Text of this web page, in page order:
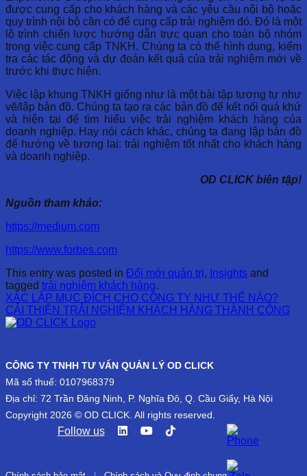
được cung cấp cho khách hàng và các yêu cầu nội bộ hoặc
quy trình nội bộ cần có để cung cấp trải nghiệm đó. Đó là một
lộ trình chiến lược hướng dẫn trực quan cho toàn bộ nhóm
trong việc cung cấp TNKH. Chúng ta có thể hình dung, kiểm
tra các tác động và dự đoán kết quả của trải nghiệm mới về
trước khi thực hiện.
Việc lập khung TNKH giống như là một bài tập tương tự như
vẽ/lập bản đồ. Chúng ta tạo ra các bản đồ để kết nối quá khứ
và hiện tại để tìm hiểu việc trải nghiệm khách hàng của
doanh nghiệp. Hay nói cách khác, chúng ta đang lập bản đồ
để hướng về tương lai: trải nghiệm tốt nhất cho khách hàng
và doanh nghiệp.
OD CLICK biên tập!
Nguồn tham khảo:
https://medium.com
https://www.forbes.com
This entry was posted in Đổi mới quản trị, Insights and
tagged trải nghiệm khách hàng.
XÁC LẬP MỤC ĐÍCH CHO CÔNG TY NHƯ THẾ NÀO?
CẢI THIỆN TRẢI NGHIỆM KHÁCH HÀNG THÀNH CÔNG
CÔNG TY TNHH TƯ VẤN QUẢN LÝ OD CLICK
Mã số thuế: 0107968379
Địa chỉ: 72 Trần Đăng Ninh, P. Nghĩa Đô, Q. Cầu Giấy, Hà Nội
Copyright 2026 © OD CLICK. All rights reserved.
Follow us